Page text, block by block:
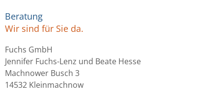
Beratung
Wir sind für Sie da.
Fuchs GmbH
Jennifer Fuchs-Lenz und Beate Hesse
Machnower Busch 3
14532 Kleinmachnow